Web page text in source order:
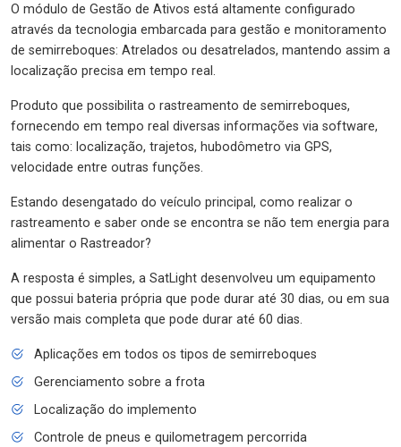
O módulo de Gestão de Ativos está altamente configurado
através da tecnologia embarcada para gestão e monitoramento
de semirreboques: Atrelados ou desatrelados, mantendo assim a
localização precisa em tempo real.
Produto que possibilita o rastreamento de semirreboques,
fornecendo em tempo real diversas informações via software,
tais como: localização, trajetos, hubodômetro via GPS,
velocidade entre outras funções.
Estando desengatado do veículo principal, como realizar o
rastreamento e saber onde se encontra se não tem energia para
alimentar o Rastreador?
A resposta é simples, a SatLight desenvolveu um equipamento
que possui bateria própria que pode durar até 30 dias, ou em sua
versão mais completa que pode durar até 60 dias.
Aplicações em todos os tipos de semirreboques
Gerenciamento sobre a frota
Localização do implemento
Controle de pneus e quilometragem percorrida